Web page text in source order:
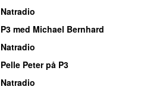
Natradio
P3 med Michael Bernhard
Natradio
Pelle Peter på P3
Natradio